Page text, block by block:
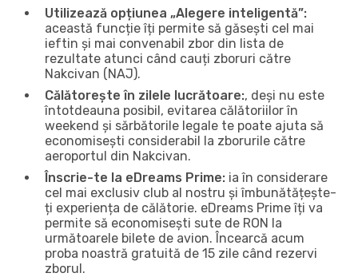
Utilizează opțiunea „Alegere inteligentă”:
această funcție îți permite să găsești cel mai
ieftin și mai convenabil zbor din lista de
rezultate atunci când cauți zboruri către
Nakcivan (NAJ).
Călătorește în zilele lucrătoare:, deși nu este
întotdeauna posibil, evitarea călătoriilor în
weekend și sărbătorile legale te poate ajuta să
economisești considerabil la zborurile către
aeroportul din Nakcivan.
Înscrie-te la eDreams Prime: ia în considerare
cel mai exclusiv club al nostru și îmbunătățește-
ți experiența de călătorie. eDreams Prime îți va
permite să economisești sute de RON la
următoarele bilete de avion. Încearcă acum
proba noastră gratuită de 15 zile când rezervi
zborul.